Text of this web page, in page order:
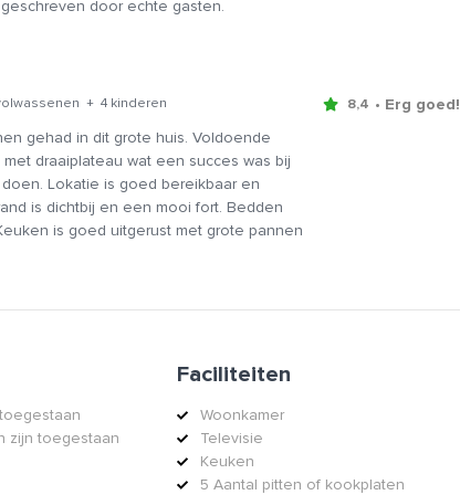
door echte gasten.
+ 4 kinderen 8,4 • Erg goed!
gehad in dit grote huis. Voldoende
draaiplateau wat een succes was bij
Lokatie is goed bereikbaar en
is dichtbij en een mooi fort. Bedden
is goed uitgerust met grote pannen
zijn toegestaan
Faciliteiten
Woonkamer
Televisie
Keuken
5 Aantal pitten of kookplaten